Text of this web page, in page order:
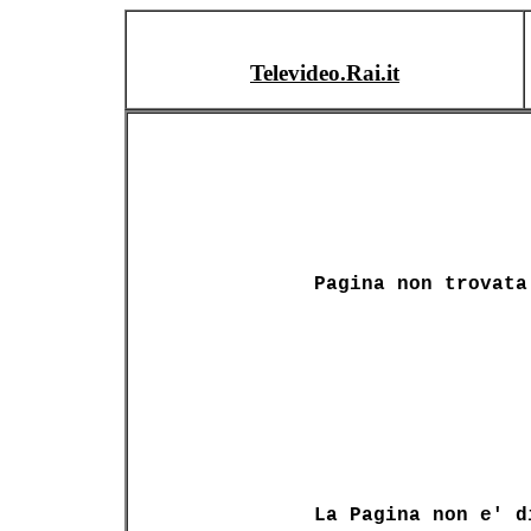
Televideo.Rai.it
Pagina non trovata
La Pagina non e'